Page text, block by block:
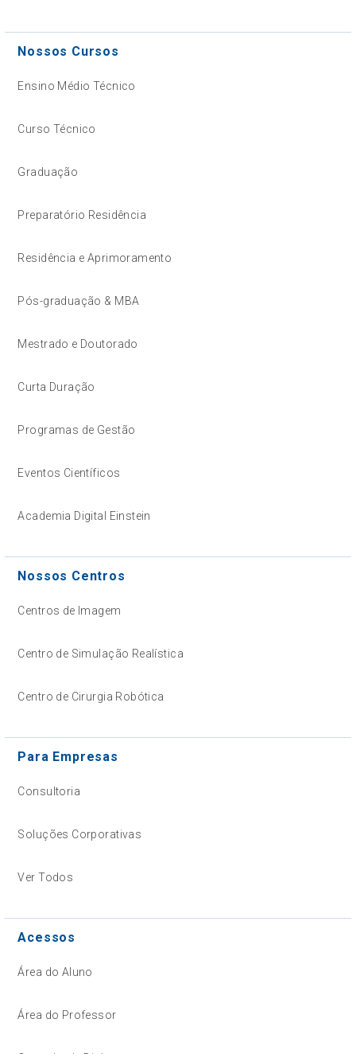
Nossos Cursos
Ensino Médio Técnico
Curso Técnico
Graduação
Preparatório Residência
Residência e Aprimoramento
Pós-graduação & MBA
Mestrado e Doutorado
Curta Duração
Programas de Gestão
Eventos Científicos
Academia Digital Einstein
Nossos Centros
Centros de Imagem
Centro de Simulação Realística
Centro de Cirurgia Robótica
Para Empresas
Consultoria
Soluções Corporativas
Ver Todos
Acessos
Área do Aluno
Área do Professor